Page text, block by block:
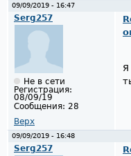
09/09/2019 - 16:47
Serg257
Не в сети
Регистрация:
08/09/19
Сообщения: 28
Верх
Я
09/09/2019 - 16:48
Serg257